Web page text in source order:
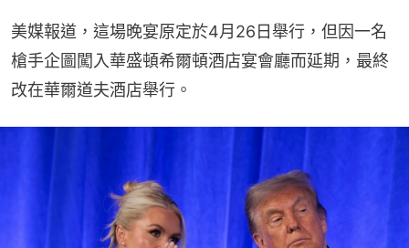
美媒報道，這場晚宴原定於4月26日舉行，但因一名
槍手企圖闖入華盛頓希爾頓酒店宴會廳而延期，最終
改在華爾道夫酒店舉行。